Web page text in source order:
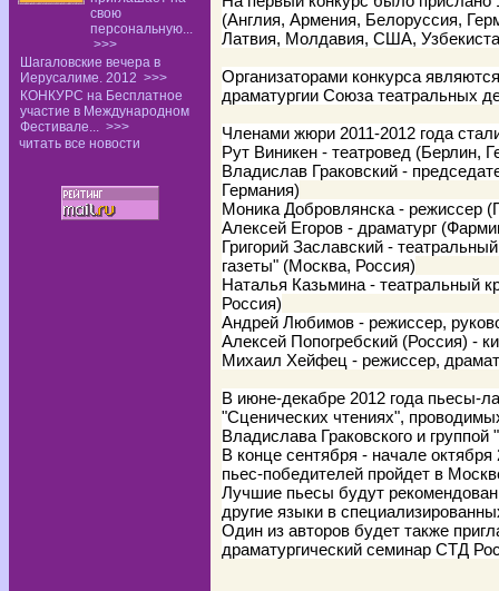
свою
персональную...
>>>
Шагаловские вечера в
Иерусалиме. 2012 >>>
КОНКУРС на Бесплатное
участие в Международном
Фестивале... >>>
читать все новости
(Англия, Армения, Белоруссия,
Латвия, Молдавия, США,
Организаторами конкурса
драматургии Союза театральных
Членами жюри 2011-2012 года
Рут Виникен - театровед (Берлин,
Владислав Граковский -
Германия)
Моника Добровлянска - режиссер
Алексей Егоров - драматург
Григорий Заславский -
газеты" (Москва, Россия)
Наталья Казьмина - театральный
Россия)
Андрей Любимов - режиссер,
Алексей Попогребский (Россия) -
Михаил Хейфец - режиссер,
В июне-декабре 2012 года пьесы-
"Сценических чтениях",
Владислава Граковского и группой "
В конце сентября - начале октября
пьес-победителей пройдет в
Лучшие пьесы будут
другие языки в
Один из авторов будет также
драматургический семинар СТД